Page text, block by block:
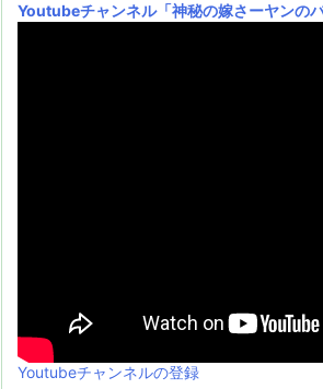
Youtubeチャンネル「神秘の嫁さーヤンの
Youtubeチャンネルの登録